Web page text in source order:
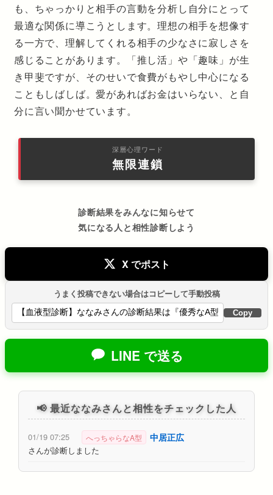
も、ちゃっかりと相手の言動を分析し自分にとって
最適な関係に導こうとします。理想の相手を想像す
る一方で、理解してくれる相手の少なさに寂しさを
感じることがあります。「推し活」や「趣味」が生
き甲斐ですが、そのせいで食費がもやし中心になる
こともしばしば。愛があればお金はいらない、と自
分に言い聞かせています。
深層心理ワード
無限連鎖
診断結果をみんなに知らせて
気になる人と相性診断しよう
X でポスト
うまく投稿できない場合はコピーして手動投稿
Copy
LINE で送る
📢 最近ななみさんと相性をチェックした人
01/19 07:25 へっちゃらなA型 中居正広
さんが診断しました